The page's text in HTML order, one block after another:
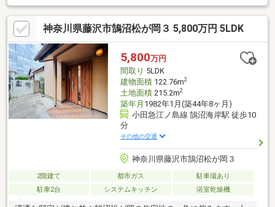
で徒歩１０分！■広々としてお庭で、BBQも可能■セカンドハウス
としてもご検討頂けます■RC造の建物４２坪越え！広くてきれい
な室内です。■鵠沼海岸駅まで徒歩４分。住環境も充実してお
り、子育てにも良い立地
神奈川県藤沢市鵠沼松が岡３ 5,800万円 5LDK
5,800万円
間取り 5LDK
建物面積122.76m2
土地面積215.2m2
築年月 1982年1月(築44年8ヶ月)
小田急江ノ島線 鵠沼海岸駅 徒歩10
分
その他の交通
神奈川県藤沢市鵠沼松が岡３
2階建て 都市ガス
駐車場あり
駐車2台
システムキッチン 浴室乾燥機